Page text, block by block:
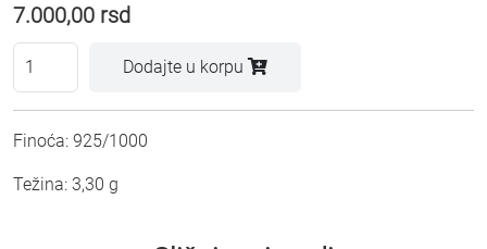
7.000,00 rsd
Dodajte u korpu
Finoća: 925/1000
Težina: 3,30 g